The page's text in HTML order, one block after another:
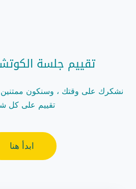
تقييم جلسة
تقييم على كل
ابدأ هنا